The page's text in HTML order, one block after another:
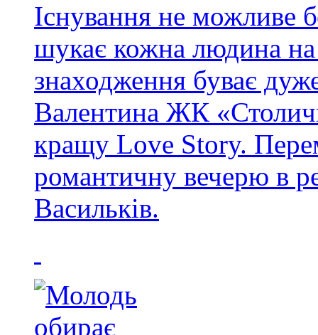
Існування не можливе
шукає кожна людина
знаходження буває
Валентина ЖК
кращу Love Story.
романтичну вечерю в
Васильків.